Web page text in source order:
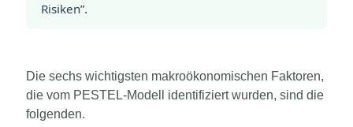
Risiken”.
Die sechs wichtigsten makroökonomischen Faktoren,
die vom PESTEL-Modell identifiziert wurden, sind die
folgenden.